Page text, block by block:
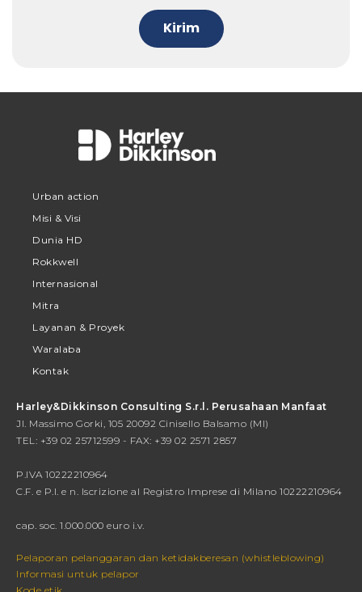
Kirim
Urban action
Misi & Visi
Dunia HD
Rokkwell
Internasional
Mitra
Layanan & Proyek
Waralaba
Kontak
Harley&Dikkinson Consulting S.r.l. Perusahaan Manfaat
Jl. Massimo Gorki, 105 20092 Cinisello Balsamo (MI)
TEL: +39 02 25712599 - FAX: +39 02 2571 2857
P.IVA 10222210964
C.F. e P.I. e n. Iscrizione al Registro Imprese di Milano 10222210964
cap. soc. 1.000.000 euro i.v.
Pelaporan pelanggaran dan ketidakberesan (whistleblowing)
Informasi untuk pelapor